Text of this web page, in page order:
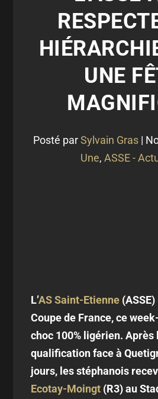
UNE
Posté parSylvain Gras |
Une, ASSE -
L’AS Saint-Etienne
Coupe de France, ce
choc 100% ligérien. Après
qualification face à
jours, les stéphanois
Ecotay-Moingt (R3) au